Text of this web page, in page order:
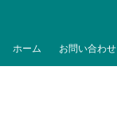
ホーム お問い合わせ